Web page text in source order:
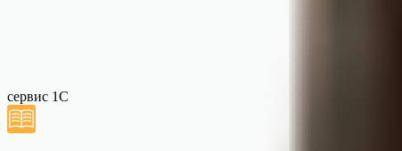
сервис 1С